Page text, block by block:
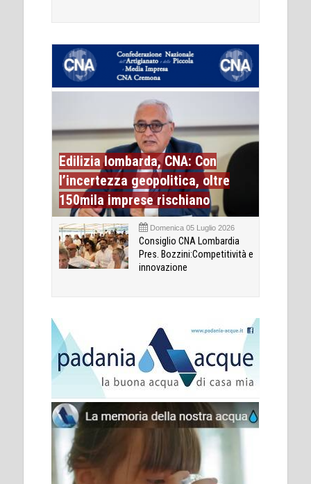
Edilizia lombarda, CNA: Con
l’incertezza geopolitica, oltre
150mila imprese rischiano
Domenica 05 Luglio 2026
Consiglio CNA Lombardia
Pres. Bozzini:Competitività e
innovazione